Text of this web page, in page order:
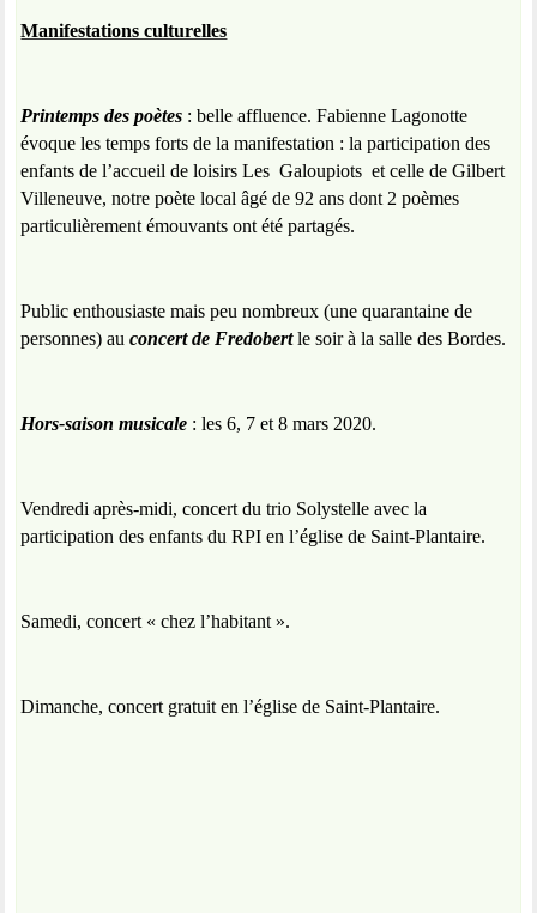
Manifestations culturelles
Printemps des poètes : belle affluence. Fabienne Lagonotte
évoque les temps forts de la manifestation : la participation des
enfants de l’accueil de loisirs Les Galoupiots et celle de Gilbert
Villeneuve, notre poète local âgé de 92 ans dont 2 poèmes
particulièrement émouvants ont été partagés.
Public enthousiaste mais peu nombreux (une quarantaine de
personnes) auconcert de Fredobertle soir à la salle des Bordes.
Hors-saison musicale : les 6, 7 et 8 mars 2020.
Vendredi après-midi, concert du trio Solystelle avec la
participation des enfants du RPI en l’église de Saint-Plantaire.
Samedi, concert « chez l’habitant ».
Dimanche, concert gratuit en l’église de Saint-Plantaire.